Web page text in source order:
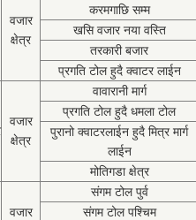
वजार
क्षेत्र
करमगाछि सम्म
खसि वजार नया वस्ति
तरकारी बजार
प्रगति टोल हुदै क्वाटर लाईन
वजार
क्षेत्र
वावारानी मार्ग
प्रगति टोल हुदै धमला टोल
पुरानो क्वाटरलाईन हुदै मित्र मार्ग
लाईन
मोतिगडा क्षेत्र
वजार
संगम टोल पुर्व
संगम टोल पश्चिम